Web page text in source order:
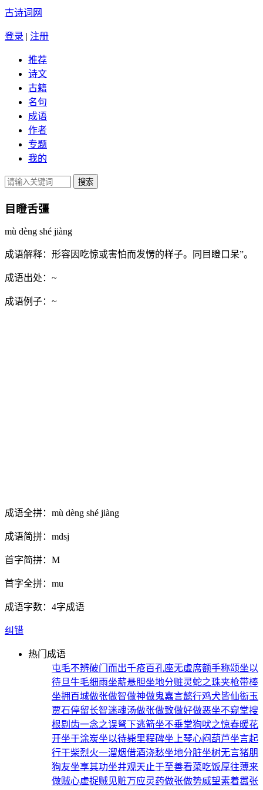
古诗词网
登录 | 注册
推荐
诗文
古籍
名句
成语
作者
专题
我的
目瞪舌彊
mù dèng shé jiàng
成语解释： 形容因吃惊或害怕而发愣的样子。同目瞪口呆”。
成语出处： ~
成语例子： ~
成语全拼： mù dèng shé jiàng
成语简拼： mdsj
首字简拼： M
首字全拼： mu
成语字数： 4字成语
纠错
热门成语
屯毛不辨破门而出千疮百孔座无虚席额手称颂坐以
待旦牛毛细雨坐薪悬胆坐地分赃灵蛇之珠夹枪带棒
坐拥百城做张做智做神做鬼嘉言懿行鸡犬皆仙衒玉
贾石停留长智迷魂汤做张做致做好做恶坐不窥堂搜
根剔齿一念之误弩下逃箭坐不垂堂狗吠之惊春暖花
开坐于涂炭坐以待毙里程碑坐上琴心闷葫芦坐言起
行干柴烈火一溜烟借酒浇愁坐地分脏坐树无言猪朋
狗友坐享其功坐井观天止于至善看菜吃饭厚往薄来
做贼心虚捉贼见赃万应灵药做张做势威望素着嚣张